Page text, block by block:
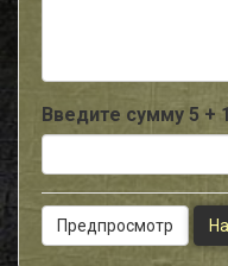
Введите сумму 5 + 1